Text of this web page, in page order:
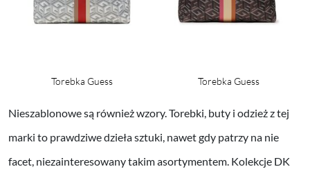
Torebka Guess Torebka Guess
Nieszablonowe są również wzory. Torebki, buty i odzież z tej
marki to prawdziwe dzieła sztuki, nawet gdy patrzy na nie
facet, niezainteresowany takim asortymentem. Kolekcje DK